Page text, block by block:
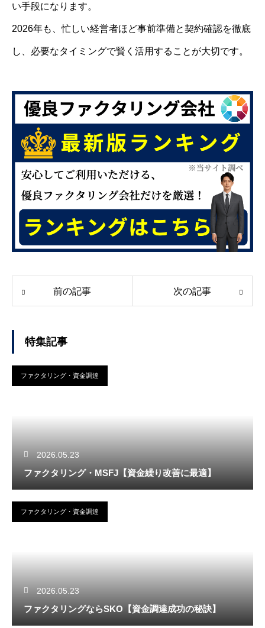
い手段になります。
2026年も、忙しい経営者ほど事前準備と契約確認を徹底
し、必要なタイミングで賢く活用することが大切です。
前の記事 次の記事
特集記事
ファクタリング・資金調達
2026.05.23
ファクタリング・MSFJ【資金繰り改善に最適】
ファクタリング・資金調達
2026.05.23
ファクタリングならSKO【資金調達成功の秘訣】